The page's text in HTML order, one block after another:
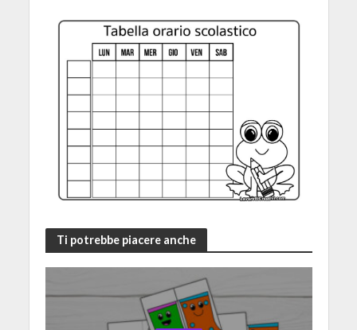
Ti potrebbe piacere anche